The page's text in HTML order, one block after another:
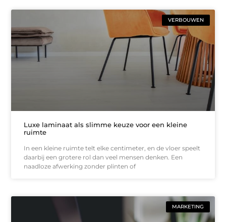
VERBOUWEN
Luxe laminaat als slimme keuze voor een kleine
ruimte
In een kleine ruimte telt elke centimeter, en de vloer speelt
daarbij een grotere rol dan veel mensen denken. Een
naadloze afwerking zonder plinten of
MARKETING